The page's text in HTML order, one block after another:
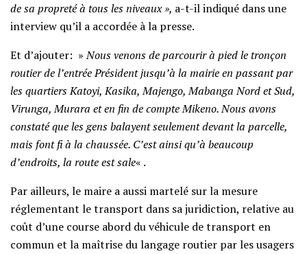
de sa propreté à tous les niveaux », a-t-il indiqué dans une
interview qu’il a accordée à la presse.
Et d’ajouter: »Nous venons de parcourir à pied le tronçon
routier de l’entrée Président jusqu’à la mairie en passant par
les quartiers Katoyi, Kasika, Majengo, Mabanga Nord et Sud,
Virunga, Murara et en fin de compte Mikeno. Nous avons
constaté que les gens balayent seulement devant la parcelle,
mais font fi à la chaussée. C’est ainsi qu’à beaucoup
d’endroits, la route est sale« .
Par ailleurs, le maire a aussi martelé sur la mesure
réglementant le transport dans sa juridiction, relative au
coût d’une course abord du véhicule de transport en
commun et la maîtrise du langage routier par les usagers